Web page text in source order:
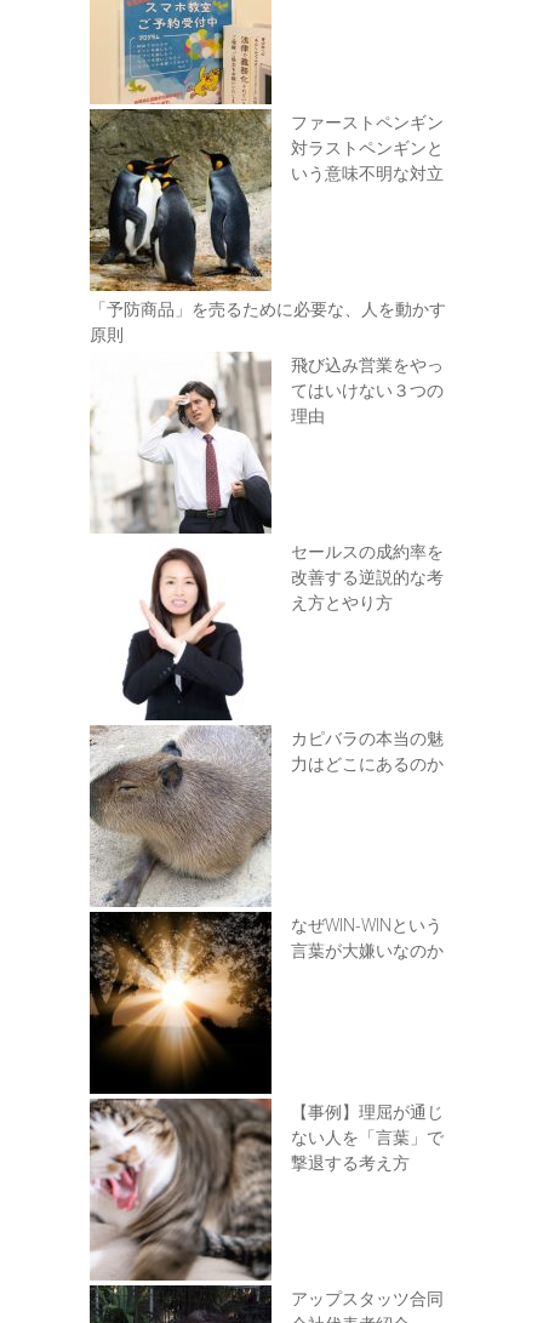
ファーストペンギン
対ラストペンギンと
いう意味不明な対立
「予防商品」を売るために必要な、人を動かす
原則
飛び込み営業をやっ
てはいけない３つの
理由
セールスの成約率を
改善する逆説的な考
え方とやり方
カピバラの本当の魅
力はどこにあるのか
なぜWIN-WINという
言葉が大嫌いなのか
【事例】理屈が通じ
ない人を「言葉」で
撃退する考え方
アップスタッツ合同